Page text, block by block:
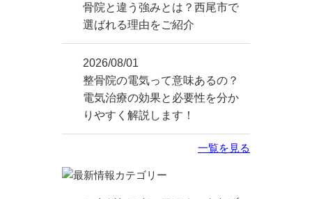
骨院と違う強みとは？西尾市で
選ばれる理由をご紹介
2026/08/01
整骨院の電気って意味あるの？
電気治療の効果と必要性を分か
りやすく解説します！
一覧を見る